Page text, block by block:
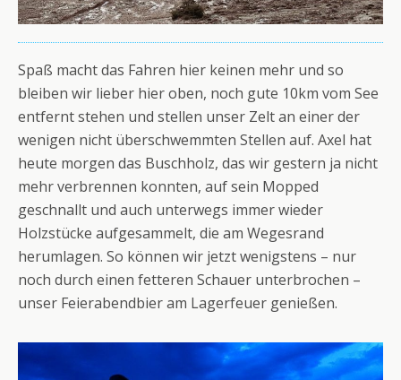
Spaß macht das Fahren hier keinen mehr und so
bleiben wir lieber hier oben, noch gute 10km vom See
entfernt stehen und stellen unser Zelt an einer der
wenigen nicht überschwemmten Stellen auf. Axel hat
heute morgen das Buschholz, das wir gestern ja nicht
mehr verbrennen konnten, auf sein Mopped
geschnallt und auch unterwegs immer wieder
Holzstücke aufgesammelt, die am Wegesrand
herumlagen. So können wir jetzt wenigstens – nur
noch durch einen fetteren Schauer unterbrochen –
unser Feierabendbier am Lagerfeuer genießen.